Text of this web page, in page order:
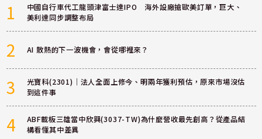
1
中國自行車代工龍頭津富士達IPO 海外設廠搶歐美訂單，巨大、
美利達同步調整布局
2 AI 散熱的下一波機會，會從哪裡來？
3
光寶科(2301)｜法人全面上修今、明兩年獲利預估，原來市場沒估
到這件事
4
ABF載板三雄當中欣興(3037-TW)為什麼營收最先創高？從產品結
構看懂其中差異